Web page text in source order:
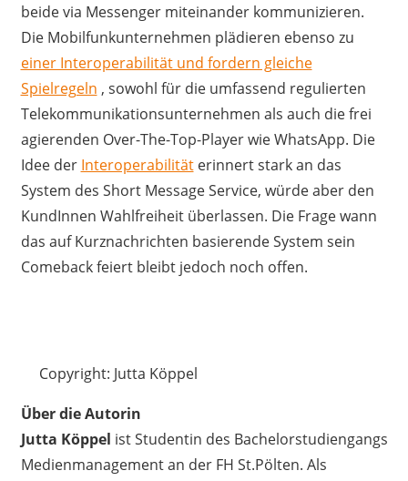
beide via Messenger miteinander kommunizieren.
Die Mobilfunkunternehmen plädieren ebenso zu
einer Interoperabilität und fordern gleiche
Spielregeln , sowohl für die umfassend regulierten
Telekommunikationsunternehmen als auch die frei
agierenden Over-The-Top-Player wie WhatsApp. Die
Idee der Interoperabilitäterinnert stark an das
System des Short Message Service, würde aber den
KundInnen Wahlfreiheit überlassen. Die Frage wann
das auf Kurznachrichten basierende System sein
Comeback feiert bleibt jedoch noch offen.
Copyright: Jutta Köppel
Über die Autorin
Jutta Köppel ist Studentin des Bachelorstudiengangs
Medienmanagement an der FH St.Pölten. Als